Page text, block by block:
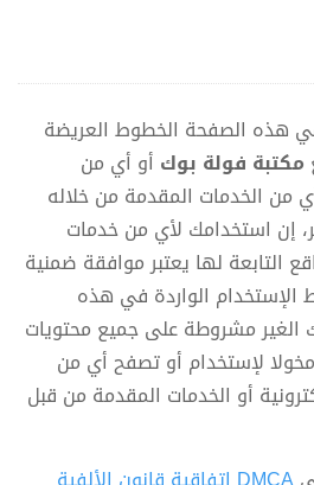
هذه الصفحة الخطوط العريضة
مكتبة فولة بوك أو أي من
من الخدمات المقدمة من خلاله
إن استخدامك لأي من خدمات
التابعة لها يعتبر موافقة ضمنية
الواردة في هذه
الغير مشروطة على جميع محتويات
لإستخدام أو تصفح أي من
أو الخدمات المقدمة من قبل